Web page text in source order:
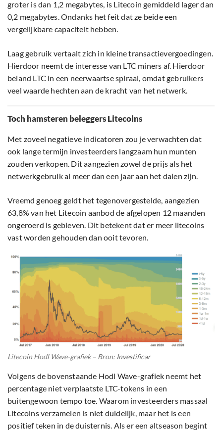
groter is dan 1,2 megabytes, is Litecoin gemiddeld lager dan
0,2 megabytes. Ondanks het feit dat ze beide een
vergelijkbare capaciteit hebben.
Laag gebruik vertaalt zich in kleine transactievergoedingen.
Hierdoor neemt de interesse van LTC miners af. Hierdoor
beland LTC in een neerwaartse spiraal, omdat gebruikers
veel waarde hechten aan de kracht van het netwerk.
Toch hamsteren beleggers Litecoins
Met zoveel negatieve indicatoren zou je verwachten dat
ook lange termijn investeerders langzaam hun munten
zouden verkopen. Dit aangezien zowel de prijs als het
netwerkgebruik al meer dan een jaar aan het dalen zijn.
Vreemd genoeg geldt het tegenovergestelde, aangezien
63,8% van het Litecoin aanbod de afgelopen 12 maanden
ongeroerd is gebleven. Dit betekent dat er meer litecoins
vast worden gehouden dan ooit tevoren.
Litecoin Hodl Wave-grafiek – Bron: Investificar
Volgens de bovenstaande Hodl Wave-grafiek neemt het
percentage niet verplaatste LTC-tokens in een
buitengewoon tempo toe. Waarom investeerders massaal
Litecoins verzamelen is niet duidelijk, maar het is een
positief teken in de duisternis. Als er een altseason begint